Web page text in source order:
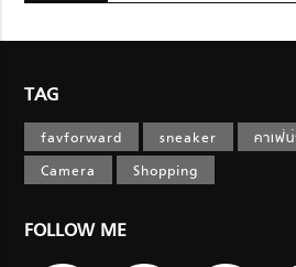
TAG
favforward sneaker คาเฟ่
Camera
Shopping
FOLLOW ME